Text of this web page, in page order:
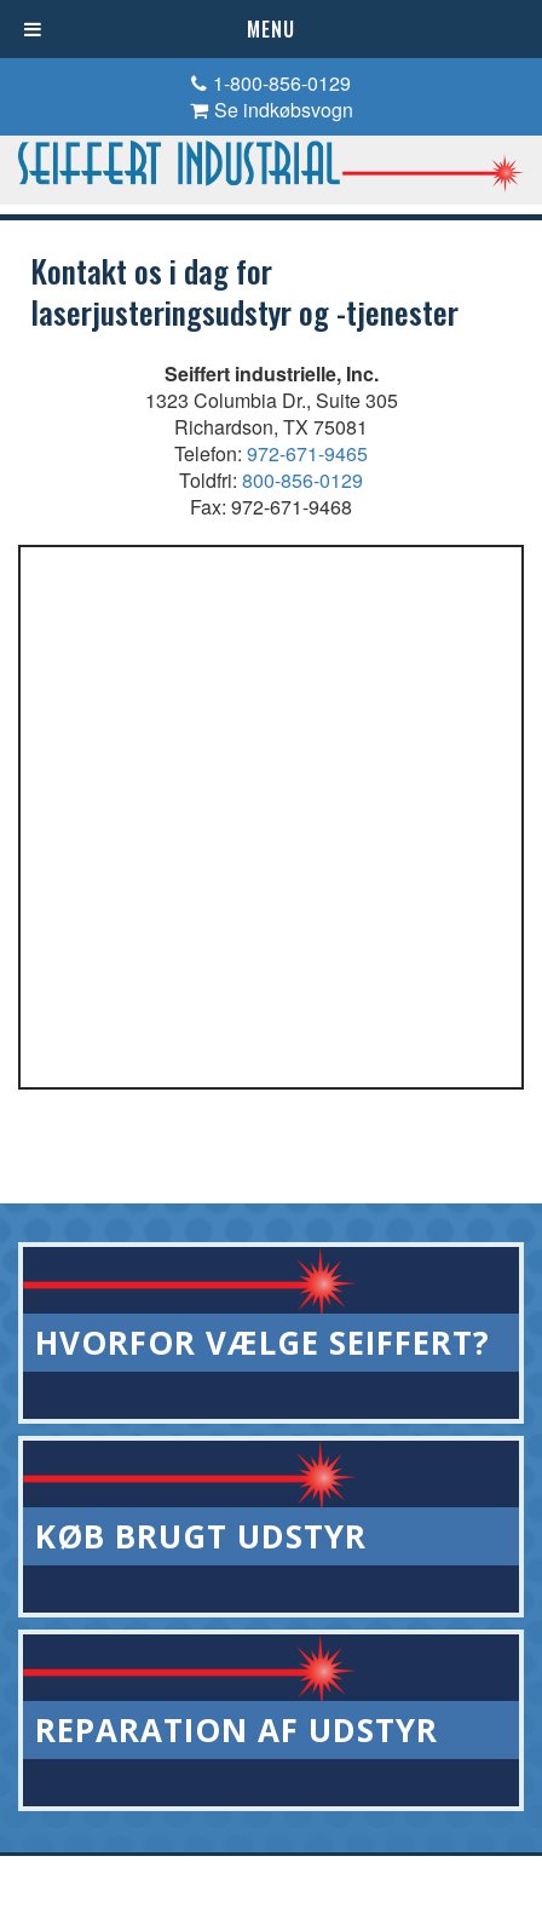
1-800-856-0129
Se indkøbsvogn
Kontakt os i dag for
laserjusteringsudstyr og -tjenester
Seiffert industrielle, Inc.
1323 Columbia Dr., Suite 305
Richardson, TX 75081
Telefon: 972-671-9465
Toldfri: 800-856-0129
Fax: 972-671-9468
HVORFOR VÆLGE SEIFFERT?
KØB BRUGT UDSTYR
REPARATION AF UDSTYR
MENU